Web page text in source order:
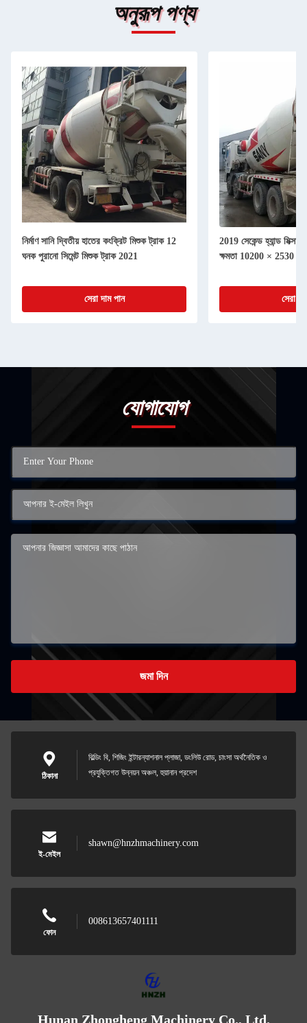
অনুরূপ পণ্য
নির্মাণ সানি দ্বিতীয় হাতের কংক্রিট মিশুক ট্রাক 12
ঘনক পুরানো সিমেন্ট মিশুক ট্রাক 2021
সেরা দাম পান
2019 সেকেন্ড হ্যান্ড
ক্ষমতা 10200 × 2530 ×
সেরা
যোগাযোগ
জমা দিন
ঠিকানা
বিল্ডিং বি, শিজিং ইন্টারন্যাশনাল প্লাজা, ডংলিউ রোড, চাংসা অর্থনৈতিক ও
প্রযুক্তিগত উন্নয়ন অঞ্চল, হুয়ানান প্রদেশ
ই-মেইল
shawn@hnzhmachinery.com
ফোন
008613657401111
Hunan Zhongheng Machinery Co., Ltd.